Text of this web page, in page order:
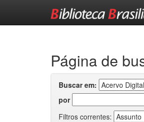
Página de
Buscar em:
por
Filtros correntes: